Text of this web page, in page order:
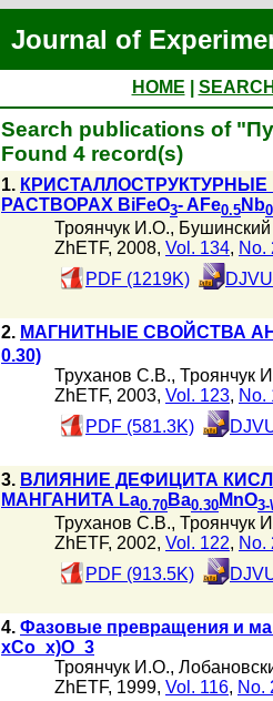
Journal of
HOME
Search publications of
Found 4 record(s)
1.
РАСТВОРАХ BiFeO3- AFe0.5 Nb
Троянчук И.О.,
ZhETF, 2008, Vol. 134, No.
PDF (1219K)
2. МАГНИТНЫЕ СВОЙСТВА
0.30)
Труханов С.В., Троянчук
ZhETF, 2003, Vol. 123, No.
PDF (581.3K)
3. ВЛИЯНИЕ ДЕФИЦИТА
МАНГАНИТА La0.70 Ba0.30 MnO
Труханов С.В., Троянчук
ZhETF, 2002, Vol. 122, No.
PDF (913.5K)
4. Фазовые превращения и
xCo_x)O_3
Троянчук И.О.,
ZhETF, 1999, Vol. 116, No.